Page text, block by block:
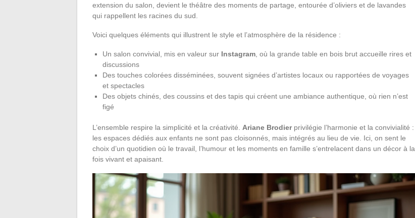
extension du salon, devient le théâtre des moments de partage, entourée d’oliviers et de lavandes
qui rappellent les racines du sud.
Voici quelques éléments qui illustrent le style et l’atmosphère de la résidence :
Un salon convivial, mis en valeur sur Instagram , où la grande table en bois brut accueille rires et
discussions
Des touches colorées disséminées, souvent signées d’artistes locaux ou rapportées de voyages
et spectacles
Des objets chinés, des coussins et des tapis qui créent une ambiance authentique, où rien n’est
figé
L’ensemble respire la simplicité et la créativité. Ariane Brodierprivilégie l’harmonie et la convivialité :
les espaces dédiés aux enfants ne sont pas cloisonnés, mais intégrés au lieu de vie. Ici, on sent le
choix d’un quotidien où le travail, l’humour et les moments en famille s’entrelacent dans un décor à la
fois vivant et apaisant.